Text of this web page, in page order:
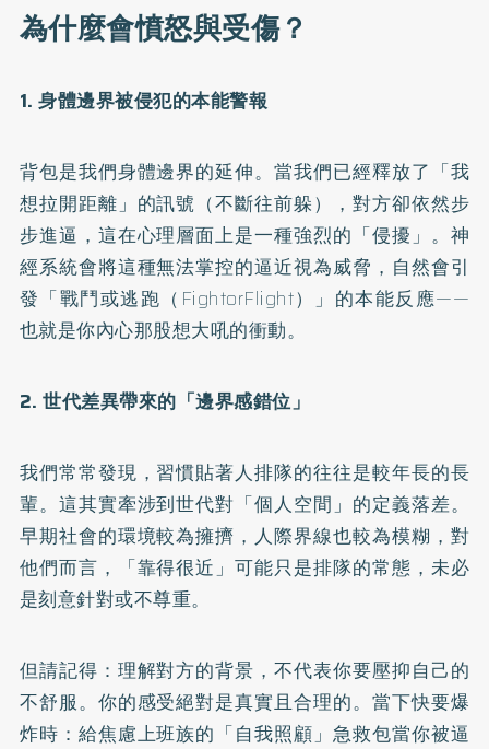
為什麼會憤怒與受傷？
1. 身體邊界被侵犯的本能警報
背包是我們身體邊界的延伸。當我們已經釋放了「我
想拉開距離」的訊號（不斷往前躲），對方卻依然步
步進逼，這在心理層面上是一種強烈的「侵擾」。神
經系統會將這種無法掌控的逼近視為威脅，自然會引
發「戰鬥或逃跑（FightorFlight）」的本能反應——
也就是你內心那股想大吼的衝動。
2. 世代差異帶來的「邊界感錯位」
我們常常發現，習慣貼著人排隊的往往是較年長的長
輩。這其實牽涉到世代對「個人空間」的定義落差。
早期社會的環境較為擁擠，人際界線也較為模糊，對
他們而言，「靠得很近」可能只是排隊的常態，未必
是刻意針對或不尊重。
但請記得：理解對方的背景，不代表你要壓抑自己的
不舒服。你的感受絕對是真實且合理的。當下快要爆
炸時：給焦慮上班族的「自我照顧」急救包當你被逼